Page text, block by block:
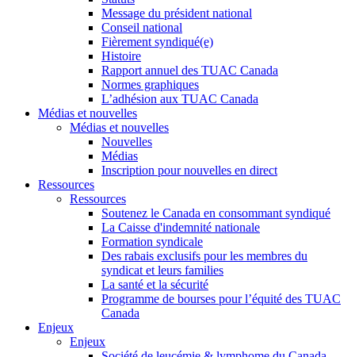
Message du président national
Conseil national
Fièrement syndiqué(e)
Histoire
Rapport annuel des TUAC Canada
Normes graphiques
L’adhésion aux TUAC Canada
Médias et nouvelles
Médias et nouvelles
Nouvelles
Médias
Inscription pour nouvelles en direct
Ressources
Ressources
Soutenez le Canada en consommant syndiqué
La Caisse d'indemnité nationale
Formation syndicale
Des rabais exclusifs pour les membres du
syndicat et leurs families
La santé et la sécurité
Programme de bourses pour l’équité des TUAC
Canada
Enjeux
Enjeux